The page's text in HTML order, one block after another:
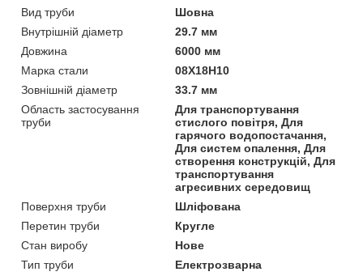
Вид труби
Шовна
Внутрішній діаметр
29.7 мм
Довжина
6000 мм
Марка стали
08Х18Н10
Зовнішній діаметр
33.7 мм
Область застосування
труби
Для транспортування
стислого повітря, Для
гарячого водопостачання,
Для систем опалення, Для
створення конструкцій, Для
транспортування
агресивних середовищ
Поверхня труби
Шліфована
Перетин труби
Кругле
Стан виробу
Нове
Тип труби
Електрозварна